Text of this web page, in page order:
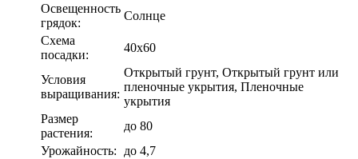
Освещенность
грядок:
Солнце
Схема
посадки:
40х60
Условия
выращивания:
Открытый грунт, Открытый грунт или
пленочные укрытия, Пленочные
укрытия
Размер
растения:
до 80
Урожайность:
до 4,7